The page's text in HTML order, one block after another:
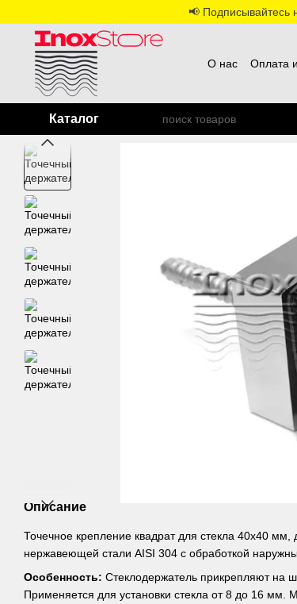
📢 Подписывайтесь
О нас Оплата
Каталог
Описание
Точечное крепление квадрат для стекла 40х40
нержавеющей стали AISI 304 с обработкой
Особенность: Стеклодержатель прикрепляют на
Применяется для установки стекла от 8 до 16 мм.